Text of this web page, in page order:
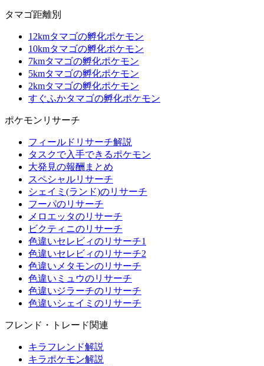
タマゴ距離別
12kmタマゴの孵化ポケモン
10kmタマゴの孵化ポケモン
7kmタマゴの孵化ポケモン
5kmタマゴの孵化ポケモン
2kmタマゴの孵化ポケモン
すぐふかタマゴの孵化ポケモン
ポケモンリサーチ
フィールドリサーチ解説
タスクで入手できるポケモン
大発見の報酬まとめ
スペシャルリサーチ
シェイミ(ランド)のリサーチ
フーパのリサーチ
メロエッタのリサーチ
ビクティニのリサーチ
色違いセレビィのリサーチ1
色違いセレビィのリサーチ2
色違いメタモンのリサーチ
色違いミュウのリサーチ
色違いジラーチのリサーチ
色違いシェイミのリサーチ
フレンド・トレード関連
キラフレンド解説
キラポケモン解説